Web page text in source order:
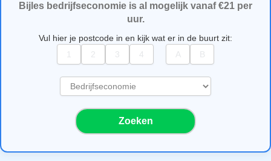
Bijles bedrijfseconomie is al mogelijk vanaf €21 per
uur.
Vul hier je postcode in en kijk wat er in de buurt zit:
Zoeken